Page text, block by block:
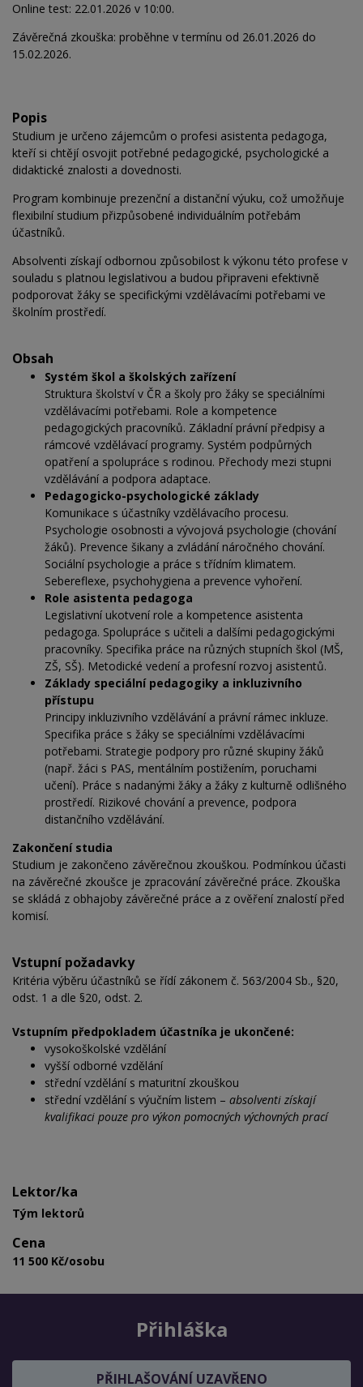
Online test: 22.01.2026 v 10:00.
Závěrečná zkouška: proběhne v termínu od 26.01.2026 do
15.02.2026.
Popis
Studium je určeno zájemcům o profesi asistenta pedagoga,
kteří si chtějí osvojit potřebné pedagogické, psychologické a
didaktické znalosti a dovednosti.
Program kombinuje prezenční a distanční výuku, což umožňuje
flexibilní studium přizpůsobené individuálním potřebám
účastníků.
Absolventi získají odbornou způsobilost k výkonu této profese v
souladu s platnou legislativou a budou připraveni efektivně
podporovat žáky se specifickými vzdělávacími potřebami ve
školním prostředí.
Obsah
Systém škol a školských zařízení
Struktura školství v ČR a školy pro žáky se speciálními
vzdělávacími potřebami. Role a kompetence
pedagogických pracovníků. Základní právní předpisy a
rámcové vzdělávací programy. Systém podpůrných
opatření a spolupráce s rodinou. Přechody mezi stupni
vzdělávání a podpora adaptace.
Pedagogicko-psychologické základy
Komunikace s účastníky vzdělávacího procesu.
Psychologie osobnosti a vývojová psychologie (chování
žáků). Prevence šikany a zvládání náročného chování.
Sociální psychologie a práce s třídním klimatem.
Sebereflexe, psychohygiena a prevence vyhoření.
Role asistenta pedagoga
Legislativní ukotvení role a kompetence asistenta
pedagoga. Spolupráce s učiteli a dalšími pedagogickými
pracovníky. Specifika práce na různých stupních škol (MŠ,
ZŠ, SŠ). Metodické vedení a profesní rozvoj asistentů.
Základy speciální pedagogiky a inkluzivního
přístupu
Principy inkluzivního vzdělávání a právní rámec inkluze.
Specifika práce s žáky se speciálními vzdělávacími
potřebami. Strategie podpory pro různé skupiny žáků
(např. žáci s PAS, mentálním postižením, poruchami
učení). Práce s nadanými žáky a žáky z kulturně odlišného
prostředí. Rizikové chování a prevence, podpora
distančního vzdělávání.
Zakončení studia
Studium je zakončeno závěrečnou zkouškou. Podmínkou účasti
na závěrečné zkoušce je zpracování závěrečné práce. Zkouška
se skládá z obhajoby závěrečné práce a z ověření znalostí před
komisí.
Vstupní požadavky
Kritéria výběru účastníků se řídí zákonem č. 563/2004 Sb., §20,
odst. 1 a dle §20, odst. 2.
Vstupním předpokladem účastníka je ukončené:
vysokoškolské vzdělání
vyšší odborné vzdělání
střední vzdělání s maturitní zkouškou
střední vzdělání s výučním listem – absolventi získají
kvalifikaci pouze pro výkon pomocných výchovných prací
Lektor/ka
Tým lektorů
Cena
11 500 Kč/osobu
Přihláška
PŘIHLAŠOVÁNÍ UZAVŘENO